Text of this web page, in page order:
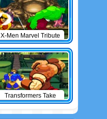
X-Men Marvel Tribute
Transformers Take
Down